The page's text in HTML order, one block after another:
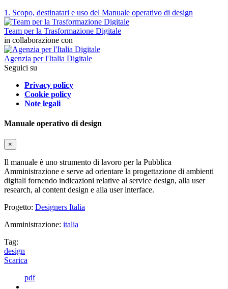
1. Scopo, destinatari e uso del Manuale operativo di design
Team per la Trasformazione Digitale
in collaborazione con
Agenzia per l'Italia Digitale
Seguici su
Privacy policy
Cookie policy
Note legali
Manuale operativo di design
×
Il manuale è uno strumento di lavoro per la Pubblica
Amministrazione e serve ad orientare la progettazione di ambienti
digitali fornendo indicazioni relative al service design, alla user
research, al content design e alla user interface.
Progetto: Designers Italia
Amministrazione: italia
Tag:
design
Scarica
pdf